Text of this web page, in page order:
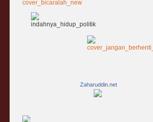
Zaharuddin.net